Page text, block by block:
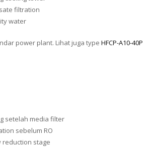
filtration
water
power plant. Lihat juga type HFCP-A10-40P
setelah media filter
sebelum RO
reduction stage